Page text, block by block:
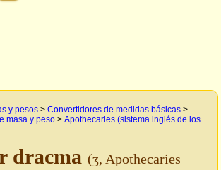
y pesos > Convertidores de medidas básicas >
masa y peso > Apothecaries (sistema inglés de los
dracma (ʒ, Apothecaries